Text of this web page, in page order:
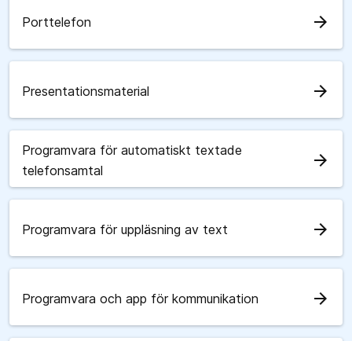
Porttelefon arrow_forward
Presentationsmaterial arrow_forward
Programvara för automatiskt textade
telefonsamtal
arrow_forward
Programvara för uppläsning av text arrow_forward
Programvara och app för kommunikation arrow_forward